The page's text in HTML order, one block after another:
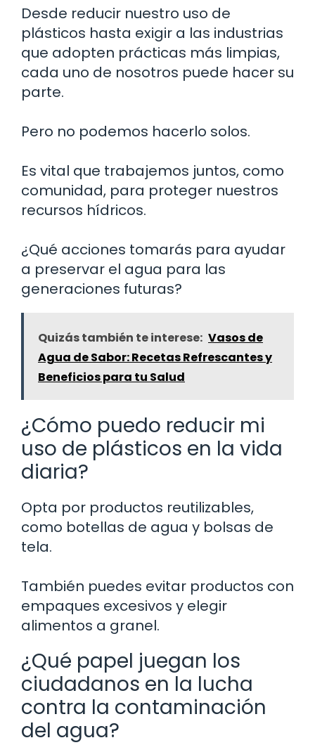
Desde reducir nuestro uso de
plásticos hasta exigir a las industrias
que adopten prácticas más limpias,
cada uno de nosotros puede hacer su
parte.
Pero no podemos hacerlo solos.
Es vital que trabajemos juntos, como
comunidad, para proteger nuestros
recursos hídricos.
¿Qué acciones tomarás para ayudar
a preservar el agua para las
generaciones futuras?
Quizás también te interese: Vasos de
Agua de Sabor: Recetas Refrescantes y
Beneficios para tu Salud
¿Cómo puedo reducir mi
uso de plásticos en la vida
diaria?
Opta por productos reutilizables,
como botellas de agua y bolsas de
tela.
También puedes evitar productos con
empaques excesivos y elegir
alimentos a granel.
¿Qué papel juegan los
ciudadanos en la lucha
contra la contaminación
del agua?